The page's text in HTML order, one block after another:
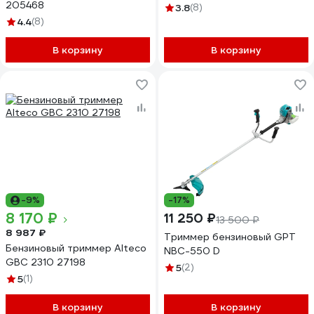
205468
4.4(8)
В корзину
3.8(8)
В корзину
-9%
8 170 ₽
8 987 ₽
Бензиновый триммер Alteco
GBC 2310 27198
5(1)
В корзину
-17%
11 250 ₽13 500 ₽
Триммер бензиновый GPT
NBC-550 D
5(2)
В корзину